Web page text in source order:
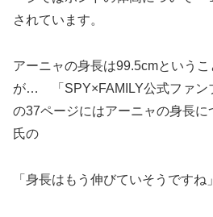
されています。
アーニャの身長は99.5cmという
が… 「SPY×FAMILY公式ファン
の37ページにはアーニャの身長
氏の
「身長はもう伸びていそうですね」